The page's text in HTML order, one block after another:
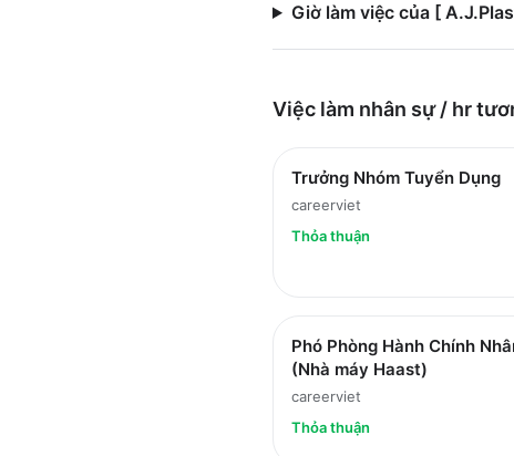
Giờ làm việc của [
Việc làm nhân sự / hr
Trưởng Nhóm Tuyển Dụng
careerviet
Thỏa thuận
Phó Phòng Hành Chính
(Nhà máy Haast)
careerviet
Thỏa thuận